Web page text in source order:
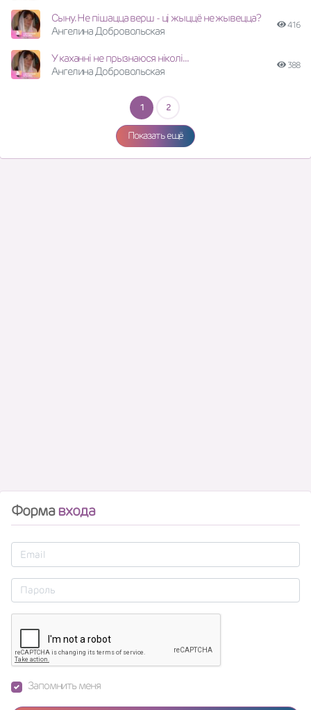
Сыну. Не пiшацца верш - цi жыццё не жывецца?
Ангелина Добровольская
416
У каханнi не прызнаюся нiколi...
Ангелина Добровольская
388
1 2
Показать ещё
Формавхода
Запомнить меня